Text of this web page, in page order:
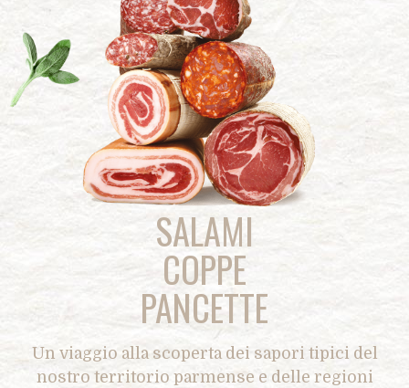
SALAMI
COPPE
PANCETTE
Un viaggio alla scoperta dei sapori tipici del
nostro territorio parmense e delle regioni